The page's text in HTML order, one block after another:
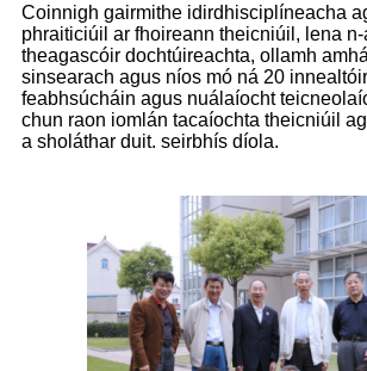
Coinnigh gairmithe idirdhisciplíneacha
phraiticiúil ar fhoireann theicniúil, lena
theagascóir dochtúireachta, ollamh
sinsearach agus níos mó ná 20
feabhsúcháin agus nuálaíocht
chun raon iomlán tacaíochta theicniúil
a sholáthar duit. seirbhís díola.